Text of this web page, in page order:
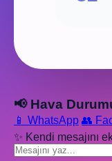
📢 Hava
📱 WhatsApp 👥
✨ Kendi mesajını